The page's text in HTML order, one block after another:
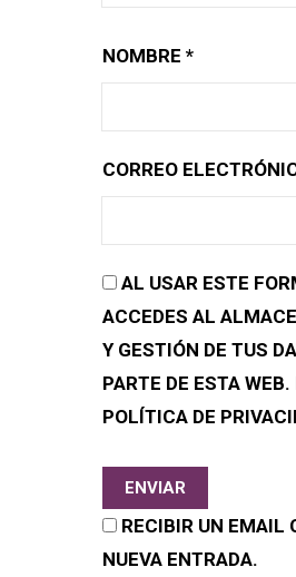
NOMBRE*
CORREO
AL USAR ESTE
ACCEDES AL
Y GESTIÓN DE TUS
PARTE DE ESTA WEB.
POLÍTICA DE
RECIBIR UN EMAIL
NUEVA ENTRADA.